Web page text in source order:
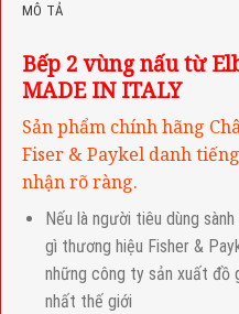
MÔ TẢ
Bếp 2 vùng nấu từ
MADE IN ITALY
Sản phẩm chính hãng
Fiser & Paykel danh
nhận rõ ràng.
Nếu là người tiêu dùng
gì thương hiệu Fisher &
những công ty sản xuất đồ
nhất thế giới